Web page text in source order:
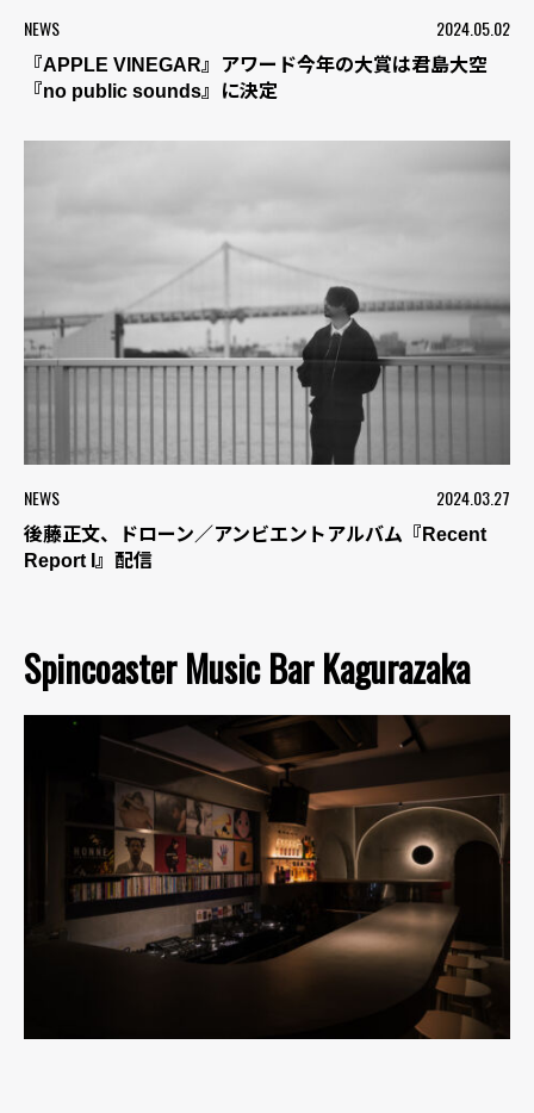
NEWS 2024.05.02
『APPLE VINEGAR』アワード今年の大賞は君島大空
『no public sounds』に決定
NEWS 2024.03.27
後藤正文、ドローン／アンビエントアルバム『Recent
Report I』配信
Spincoaster Music Bar Kagurazaka